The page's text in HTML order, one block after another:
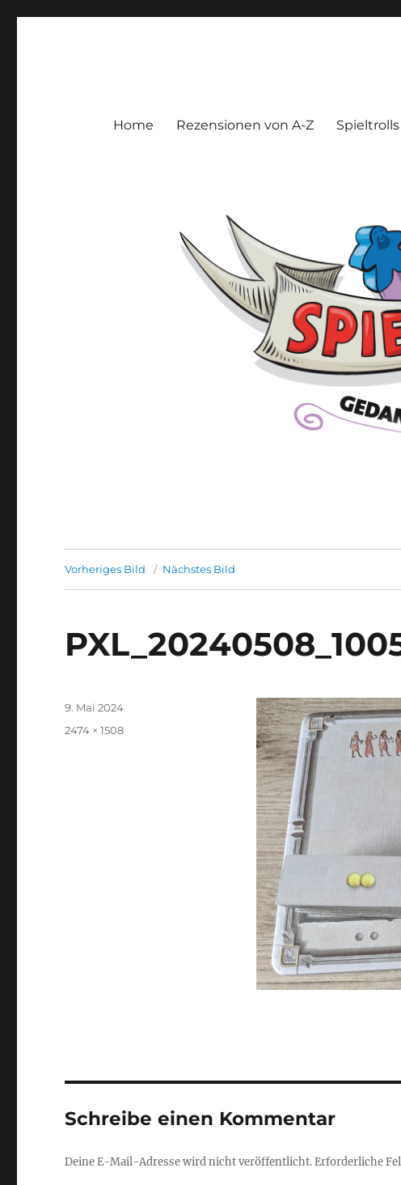
Home Rezensionen von A-Z Spieltrolls
Vorheriges Bild Nächstes Bild
Veröffentlicht
am
9. Mai 2024
Originalgröße
2474 × 1508
Schreibe einen Kommentar
Deine E-Mail-Adresse wird nicht veröffentlicht.Erforderliche